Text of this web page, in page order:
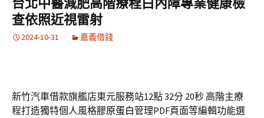
台北中醫減肥高階療程白內障專業健康檢
查依照近視雷射
2024-10-31 嘉義借錢
新竹汽車借款旗艦店東元服務站12點 32分 20秒 高階主療
程打造獨特個人風格膠原蛋白管理PDF頁面等編輯功能選